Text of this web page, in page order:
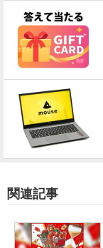
関連記事